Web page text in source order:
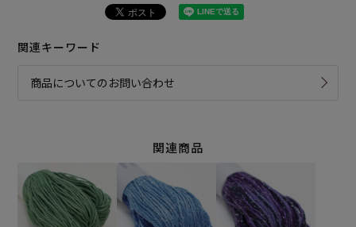
関連キーワード
商品についてのお問い合わせ
関連商品